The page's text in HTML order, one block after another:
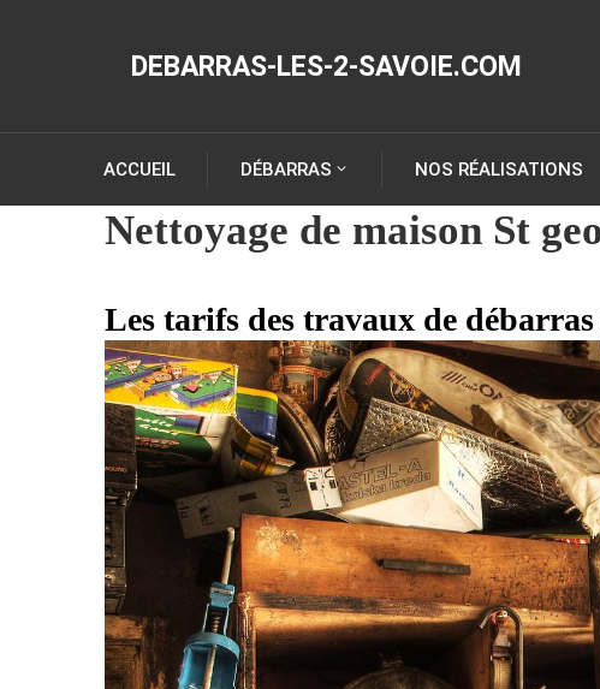
DEBARRAS-LES-2-SAVOIE.COM
ACCUEIL DÉBARRAS NOS RÉALISATIONS
Nettoyage de maison St
Les tarifs des travaux de